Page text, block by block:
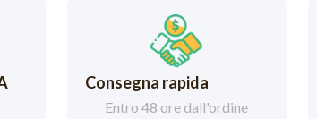
Consegna rapida
Entro 48 ore dall'ordine